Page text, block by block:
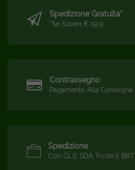
Spedizione Gratuita*
*se Superi € 59,9
Contrassegno
Pagamento Alla Consegna
Spedizione
Con GLS, SDA, Poste E BRT